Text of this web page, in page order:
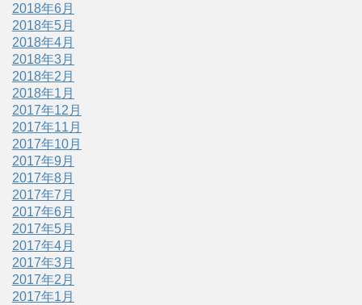
2018年6月
2018年5月
2018年4月
2018年3月
2018年2月
2018年1月
2017年12月
2017年11月
2017年10月
2017年9月
2017年8月
2017年7月
2017年6月
2017年5月
2017年4月
2017年3月
2017年2月
2017年1月